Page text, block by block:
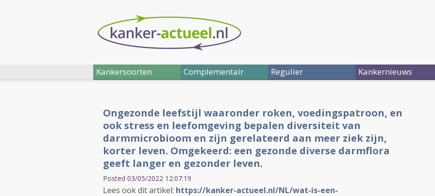
Kankersoorten Complementair Regulier Kankernieuws
Ongezonde leefstijl waaronder roken, voedingspatroon, en
ook stress en leefomgeving bepalen diversiteit van
darmmicrobioom en zijn gerelateerd aan meer ziek zijn,
korter leven. Omgekeerd: een gezonde diverse darmflora
geeft langer en gezonder leven.
Posted 03/05/2022 12:07:19
Lees ook dit artikel: https://kanker-actueel.nl/NL/wat-is-een-